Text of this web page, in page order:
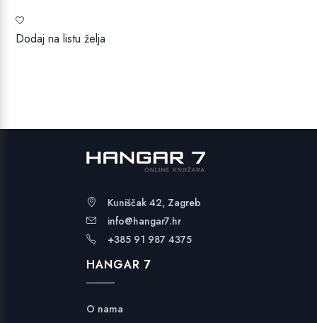
Dodaj na listu želja
Kuniščak 42, Zagreb
info@hangar7.hr
+385 91 987 4375
HANGAR 7
O nama